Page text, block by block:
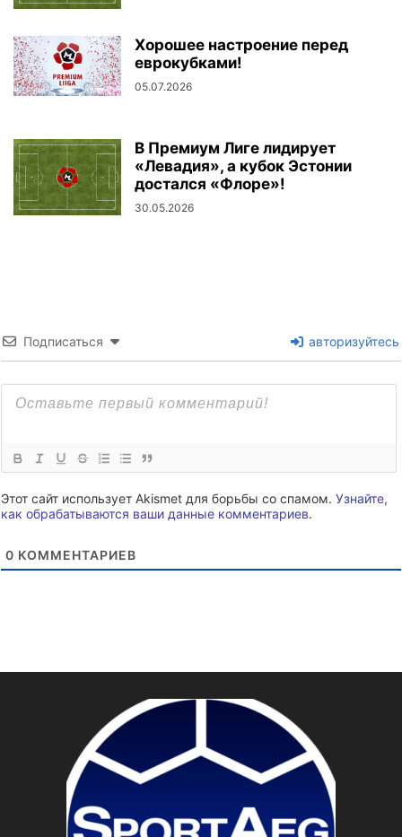
Хорошее настроение перед
еврокубками!
05.07.2026
В Премиум Лиге лидирует
«Левадия», а кубок Эстонии
достался «Флоре»!
30.05.2026
Подписаться авторизуйтесь
Этот сайт использует Akismet для борьбы со спамом. Узнайте,
как обрабатываются ваши данные комментариев.
0 КОММЕНТАРИЕВ